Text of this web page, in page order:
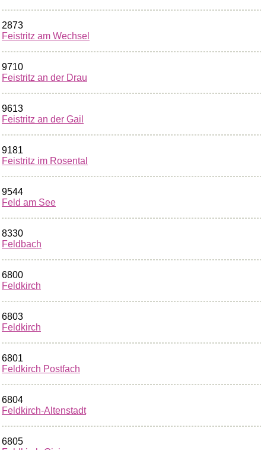
2873
Feistritz am Wechsel
9710
Feistritz an der Drau
9613
Feistritz an der Gail
9181
Feistritz im Rosental
9544
Feld am See
8330
Feldbach
6800
Feldkirch
6803
Feldkirch
6801
Feldkirch Postfach
6804
Feldkirch-Altenstadt
6805